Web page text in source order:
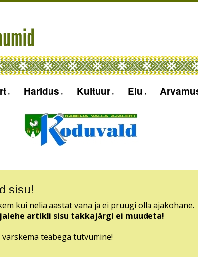
Haridus Kultuur Elu
sisu!
kui nelia aastat vana ja ei pruugi olla ajakohane.
artikli sisu takkajärgi ei muudeta!
teabega tutvumine!